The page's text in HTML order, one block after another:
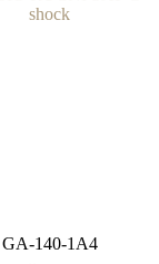
GA-140-1A4